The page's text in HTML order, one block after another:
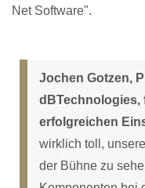
Net Software".
Jochen Gotzen,
dBTechnologies,
erfolgreichen
wirklich toll,
der Bühne zu